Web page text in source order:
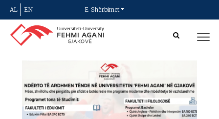
AL EN E-Shërbimet